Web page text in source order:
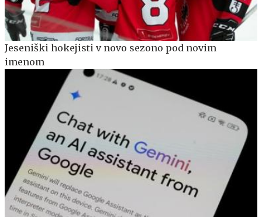
Jeseniški hokejisti v novo sezono pod novim
imenom